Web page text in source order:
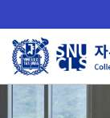
로
메